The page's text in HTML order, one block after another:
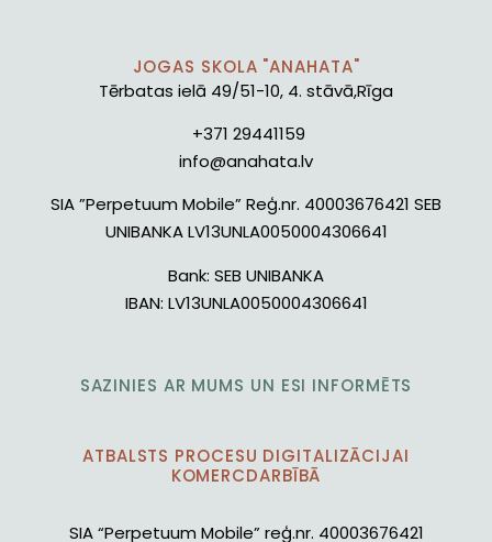
JOGAS SKOLA "ANAHATA"
Tērbatas ielā 49/51-10, 4. stāvā,Rīga
+371 29441159
info@anahata.lv
SIA ”Perpetuum Mobile” Reģ.nr. 40003676421 SEB
UNIBANKA LV13UNLA0050004306641
Bank: SEB UNIBANKA
IBAN: LV13UNLA0050004306641
SAZINIES AR MUMS UN ESI INFORMĒTS
ATBALSTS PROCESU DIGITALIZĀCIJAI
KOMERCDARBĪBĀ
SIA “Perpetuum Mobile” reģ.nr. 40003676421